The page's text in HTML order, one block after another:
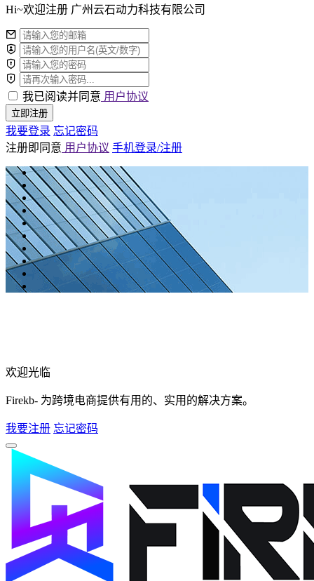
Hi~欢迎注册 广州云石动力科技有限公司
我已阅读并同意 用户协议
立即注册
我要登录 忘记密码
注册即同意 用户协议 手机登录/注册
欢迎光临
Firekb- 为跨境电商提供有用的、实用的解决方案。
我要注册 忘记密码